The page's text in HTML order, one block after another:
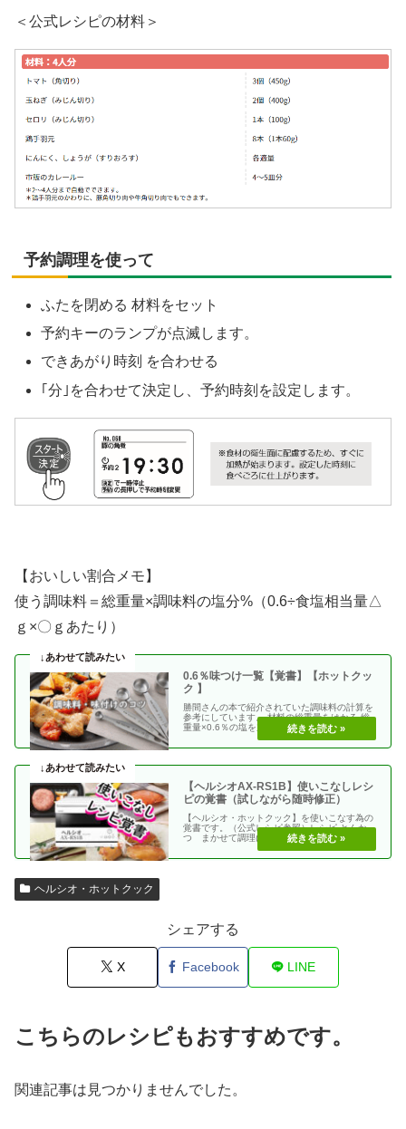
＜公式レシピの材料＞
予約調理を使って
ふたを閉める 材料をセット
予約キーのランプが点滅します。
できあがり時刻 を合わせる
｢分｣を合わせて決定し、予約時刻を設定します。
【おいしい割合メモ】
使う調味料＝総重量×調味料の塩分%（0.6÷食塩相当量△
ｇ×〇ｇあたり）
0.6％味つけ一覧【覚書】【ホットクッ
ク 】
勝間さんの本で紹介されていた調味料の計算を
参考にしています。 材料の総重量をはかる 総
重量×0.6％の塩を加える 使う調味料＝（総重
【ヘルシオAX-RS1B】使いこなしレシ
ピの覚書（試しながら随時修正）
【ヘルシオ・ホットクック】を使いこなす為の
覚書です。（公式レシピ参照）レシピ とんか
つ まかせて調理(網焼き・揚げる) エビフラ
ヘルシオ・ホットクック
シェアする
X Facebook LINE
こちらのレシピもおすすめです。
関連記事は見つかりませんでした。